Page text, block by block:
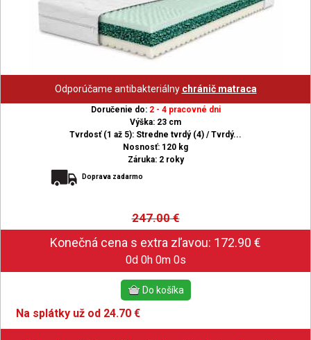
Odporúčame antibakteriálny chránič matraca
Doručenie do: 2 - 4 pracovné dni
Výška: 23 cm
Tvrdosť (1 až 5): Stredne tvrdý (4) / Tvrdý...
Nosnosť: 120 kg
Záruka: 2 roky
Doprava zadarmo
247.00€
0d 0h 0m 0s
Na splátky už od 24.70 €